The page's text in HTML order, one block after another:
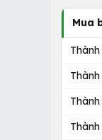
Mua